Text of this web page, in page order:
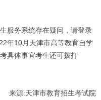
服务系统存在疑问，请登录
年10月天津市高等教育自学
具体事宜考生还可拨打
来源:天津市教育招生考试院